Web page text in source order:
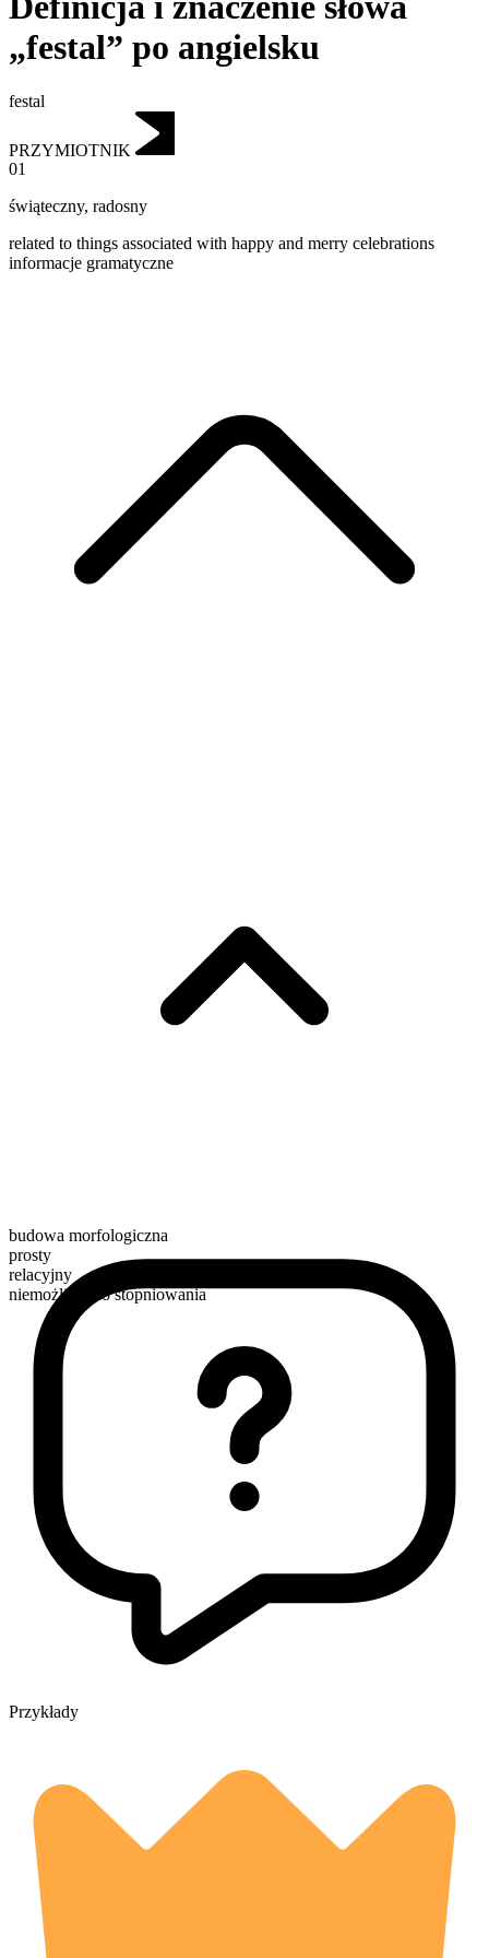
„festal” po angielsku
festal
PRZYMIOTNIK
01
świąteczny, radosny
related to things associated with happy and merry celebrations
informacje gramatyczne
budowa morfologiczna
prosty
relacyjny
niemożliwe do stopniowania
Przykłady